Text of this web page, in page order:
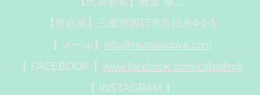
【所在地】三重県四日市市日永4-1-1
【 メール】 info@tsuppalouva.com
​【 FACEBOOK 】 www.facebook.com/cafeblind/
​【 INSTAGRAM 】